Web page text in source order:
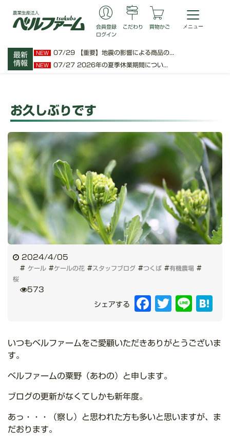
最新
情報
NEW 07/29 【重要】地震の影響による商品の...
NEW 07/27 2026年の夏季休業期間につい...
会員登録
ログイン
こだわり 買物かご
お久しぶりです
2024/4/05
# ケール #ケールの花 #スタッフブログ #つくば #有機農場 #
桜
573
シェアする Facebook
Twitter Line
いつもベルファームをご愛顧いただきありがとうございま
す。
ベルファームの粟野（あわの）と申します。
ブログの更新がなくてしかも新年度。
あっ・・・（察し）と思われた方も多いと思いますが、ま
だおります。